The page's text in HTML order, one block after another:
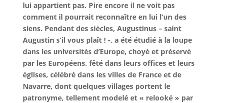
lui appartient pas. Pire encore il ne voit pas
comment il pourrait reconnaître en lui l’un des
siens. Pendant des siècles, Augustinus – saint
Augustin s’il vous plaît ! -, a été étudié à la loupe
dans les universités d’Europe, choyé et préservé
par les Européens, fêté dans leurs offices et leurs
églises, célébré dans les villes de France et de
Navarre, dont quelques villages portent le
patronyme, tellement modelé et « relooké » par